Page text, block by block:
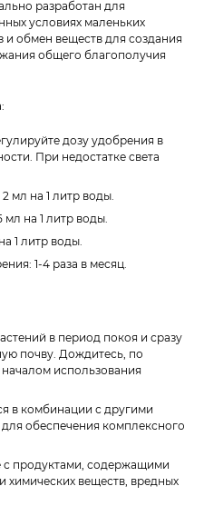
разработан для
условиях маленьких
и обмен веществ для создания
общего благополучия
дозу удобрения в
При недостатке света
мл на 1 литр воды.
на 1 литр воды.
1 литр воды.
1-4 раза в месяц.
в период покоя и сразу
почву. Дождитесь, по
использования
в комбинации с другими
обеспечения комплексного
с продуктами, содержащими
химических веществ, вредных